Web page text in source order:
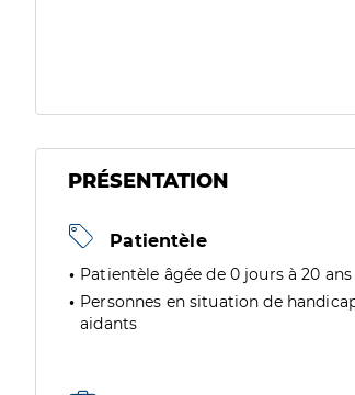
PRÉSENTATION
Patientèle
Patientèle âgée de 0 jours à 20 ans
Personnes en situation de
aidants